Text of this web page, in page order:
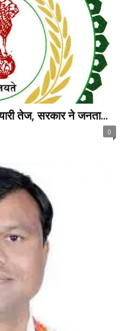
तेज, सरकार ने जनता...
0